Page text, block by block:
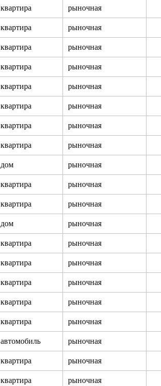
квартира рыночная
квартира рыночная
квартира рыночная
квартира рыночная
квартира рыночная
квартира рыночная
квартира рыночная
квартира рыночная
дом рыночная
квартира рыночная
квартира рыночная
дом рыночная
квартира рыночная
квартира рыночная
квартира рыночная
квартира рыночная
квартира рыночная
автомобиль рыночная
квартира рыночная
квартира рыночная